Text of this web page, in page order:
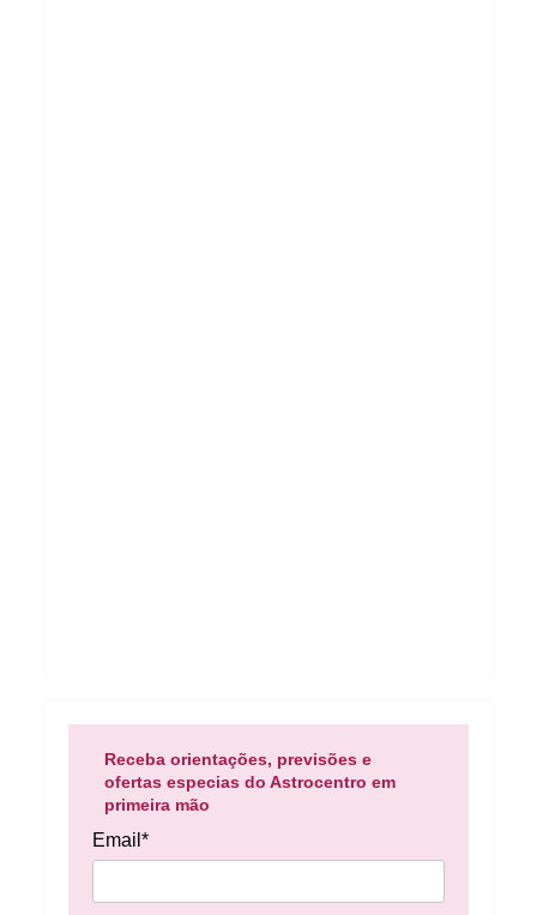
Receba orientações, previsões e
ofertas especias do Astrocentro em
primeira mão
Email*